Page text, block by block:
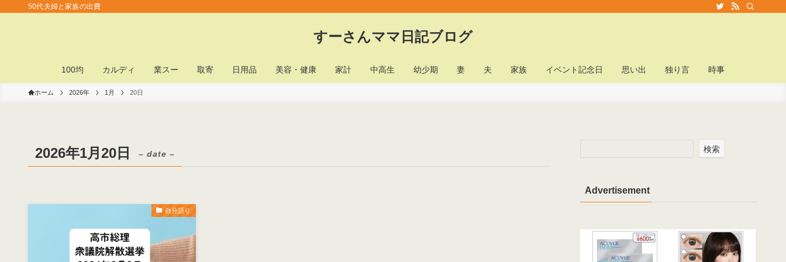
50代夫婦と家族の出費
すーさんママ日記ブログ
100均 カルディ 業スー 取寄 日用品 美容・健康 家計 中高生 幼少期 妻 夫 家族 イベント記念日 思い出 独り言 時事
ホーム 2026年 1月 20日
2026年1月20日 – date –
自分語り
検索
Advertisement